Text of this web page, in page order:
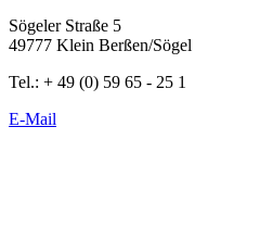
Sögeler Straße 5
49777 Klein Berßen/Sögel
Tel.: + 49 (0) 59 65 - 25 1
E-Mail